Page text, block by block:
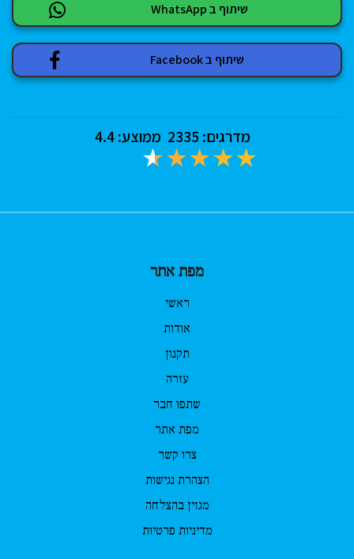
שיתוף ב WhatsApp
שיתוף ב Facebook
מדרגים: 2335 ממוצע:4.4
מפת אתר
ראשי
אודות
תקנון
עזרה
שתפו חבר
מפת אתר
צרו קשר
הצהרת נגישות
מגזין בהצלחה
מדיניות פרטיות